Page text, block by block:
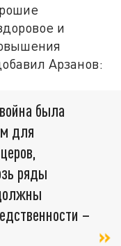
и
Арзанов:
была
для
ряды
–